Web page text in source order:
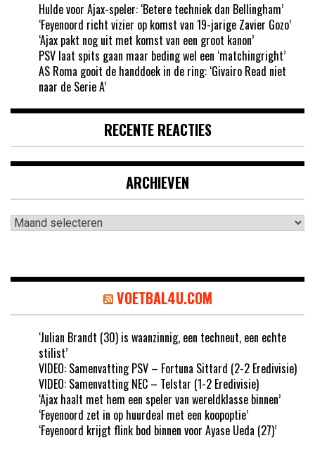
Hulde voor Ajax-speler: ‘Betere techniek dan Bellingham’
‘Feyenoord richt vizier op komst van 19-jarige Zavier Gozo’
‘Ajax pakt nog uit met komst van een groot kanon’
PSV laat spits gaan maar beding wel een ‘matchingright’
AS Roma gooit de handdoek in de ring: ‘Givairo Read niet
naar de Serie A’
RECENTE REACTIES
ARCHIEVEN
Archieven
VOETBAL4U.COM
‘Julian Brandt (30) is waanzinnig, een techneut, een echte
stilist’
VIDEO: Samenvatting PSV – Fortuna Sittard (2-2 Eredivisie)
VIDEO: Samenvatting NEC – Telstar (1-2 Eredivisie)
‘Ajax haalt met hem een speler van wereldklasse binnen’
‘Feyenoord zet in op huurdeal met een koopoptie’
‘Feyenoord krijgt flink bod binnen voor Ayase Ueda (27)’